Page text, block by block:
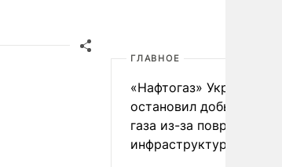
ГЛАВНОЕ
«Нафтогаз» Украины
остановил добычу
газа из-за повреждения
инфраструктуры